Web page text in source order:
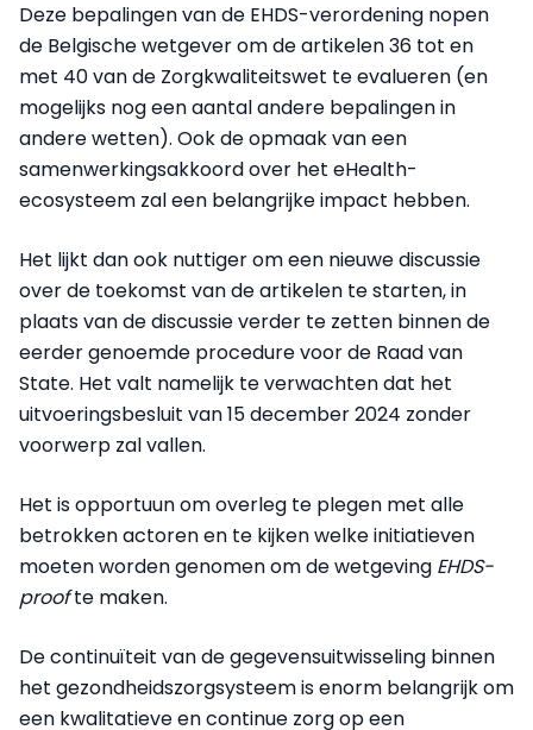
Deze bepalingen van de EHDS-verordening nopen
de Belgische wetgever om de artikelen 36 tot en
met 40 van de Zorgkwaliteitswet te evalueren (en
mogelijks nog een aantal andere bepalingen in
andere wetten). Ook de opmaak van een
samenwerkingsakkoord over het eHealth-
ecosysteem zal een belangrijke impact hebben.
Het lijkt dan ook nuttiger om een nieuwe discussie
over de toekomst van de artikelen te starten, in
plaats van de discussie verder te zetten binnen de
eerder genoemde procedure voor de Raad van
State. Het valt namelijk te verwachten dat het
uitvoeringsbesluit van 15 december 2024 zonder
voorwerp zal vallen.
Het is opportuun om overleg te plegen met alle
betrokken actoren en te kijken welke initiatieven
moeten worden genomen om de wetgeving EHDS-
proofte maken.
De continuïteit van de gegevensuitwisseling binnen
het gezondheidszorgsysteem is enorm belangrijk om
een kwalitatieve en continue zorg op een